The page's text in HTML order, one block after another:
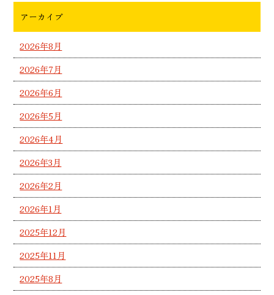
アーカイブ
2026年8月
2026年7月
2026年6月
2026年5月
2026年4月
2026年3月
2026年2月
2026年1月
2025年12月
2025年11月
2025年8月